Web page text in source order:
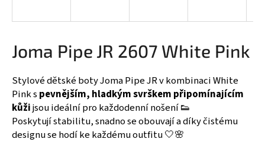
Joma Pipe JR 2607 White Pink
Stylové dětské boty Joma Pipe JR v kombinaci White
Pink s pevnějším, hladkým svrškem připomínajícím
kůžijsou ideální pro každodenní nošení 👟
Poskytují stabilitu, snadno se obouvají a díky čistému
designu se hodí ke každému outfitu 🤍🌸
í
t
?
HLEDAT